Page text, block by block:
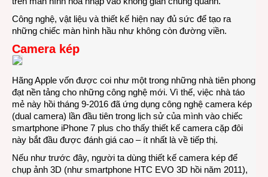
Công nghệ, vật liệu và thiết kế hiện nay đủ sức để tạo ra
những chiếc màn hình hầu như không còn đường viền.
Camera kép
Hãng Apple vốn được coi như một trong những nhà tiên phong
đạt nền tảng cho những công nghệ mới. Vì thế, việc nhà táo
mẻ này hồi tháng 9-2016 đã ứng dụng công nghệ camera kép
(dual camera) lần đầu tiên trong lịch sử của mình vào chiếc
smartphone iPhone 7 plus cho thấy thiết kế camera cặp đôi
này bắt đầu được đánh giá cao – ít nhất là về tiếp thị.
Nếu như trước đây, người ta dùng thiết kế camera kép để
chụp ảnh 3D (như smartphone HTC EVO 3D hồi năm 2011),